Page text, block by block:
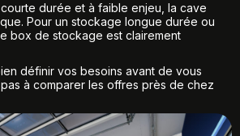
durée et à faible enjeu, la cave
Pour un stockage longue durée ou
box de stockage est clairement
définir vos besoins avant de vous
pas à comparer les offres près de chez